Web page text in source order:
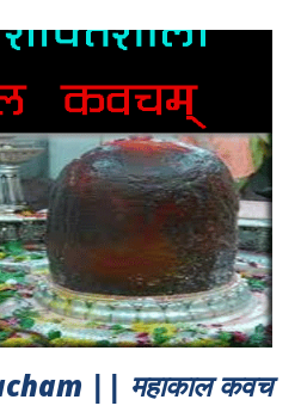
कुलसंरक्षणी माता कौलिक ज्ञान
कुलाम्बा कुलरक्षिणी। वेदमाता जगन्माता
त्वया ही कुल स्वामिनी। विश्ववंद्यां
|| महाकाल कवच